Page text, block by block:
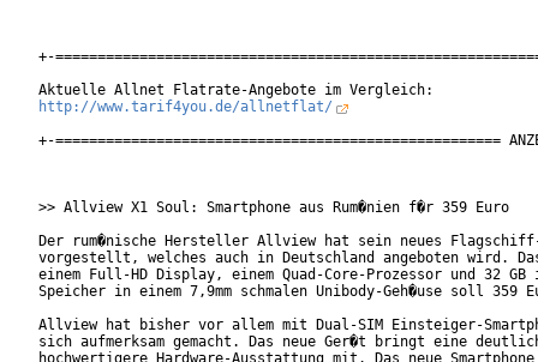
+-
http://www.tarif4you.de/allnetflat/
+-=====================================================
>> Allview X1 Soul: Smartphone aus Rum�nien f�r 359 Euro
Der rum�nische Hersteller Allview hat sein neues Flagschiff-
vorgestellt, welches auch in Deutschland angeboten wird.
einem Full-HD Display, einem Quad-Core-Prozessor und 32 GB
Speicher in einem 7,9mm schmalen Unibody-Geh�use soll 359
Allview hat bisher vor allem mit Dual-SIM Einsteiger-
sich aufmerksam gemacht. Das neue Ger�t bringt eine
hochwertigere Hardware-Ausstattung mit. Das neue